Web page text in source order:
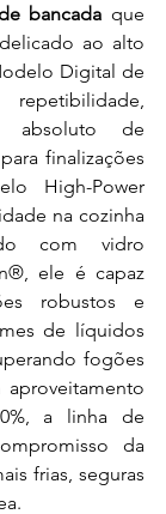
bancada que
ao alto
Digital de
absoluto de
finalizações
High-Power
na cozinha
com vidro
ele é capaz
robustos e
de líquidos
fogões
aproveitamento
a linha de
da
frias, seguras